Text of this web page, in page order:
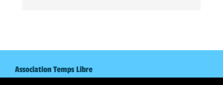
Association Temps Libre